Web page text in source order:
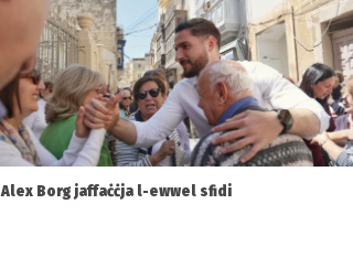
Alex Borg jaffaċċja l-ewwel sfidi